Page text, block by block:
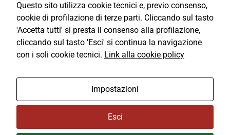
Viaggi e Vacanze
Ⓒ2026, Technical Design s.r.l.
Informativa Privacy
Cookie Policy
Questo sito utilizza cookie tecnici e, previo consenso,
cookie di profilazione di terze parti. Cliccando sul tasto
'Accetta tutti' si presta il consenso alla profilazione,
cliccando sul tasto 'Esci' si continua la navigazione
con i soli cookie tecnici. Link alla cookie policy
Impostazioni
Esci